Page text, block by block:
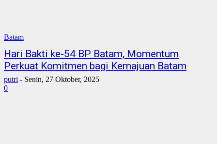
Batam
Hari Bakti ke-54 BP Batam, Momentum
Perkuat Komitmen bagi Kemajuan Batam
putri - Senin, 27 Oktober, 2025
0